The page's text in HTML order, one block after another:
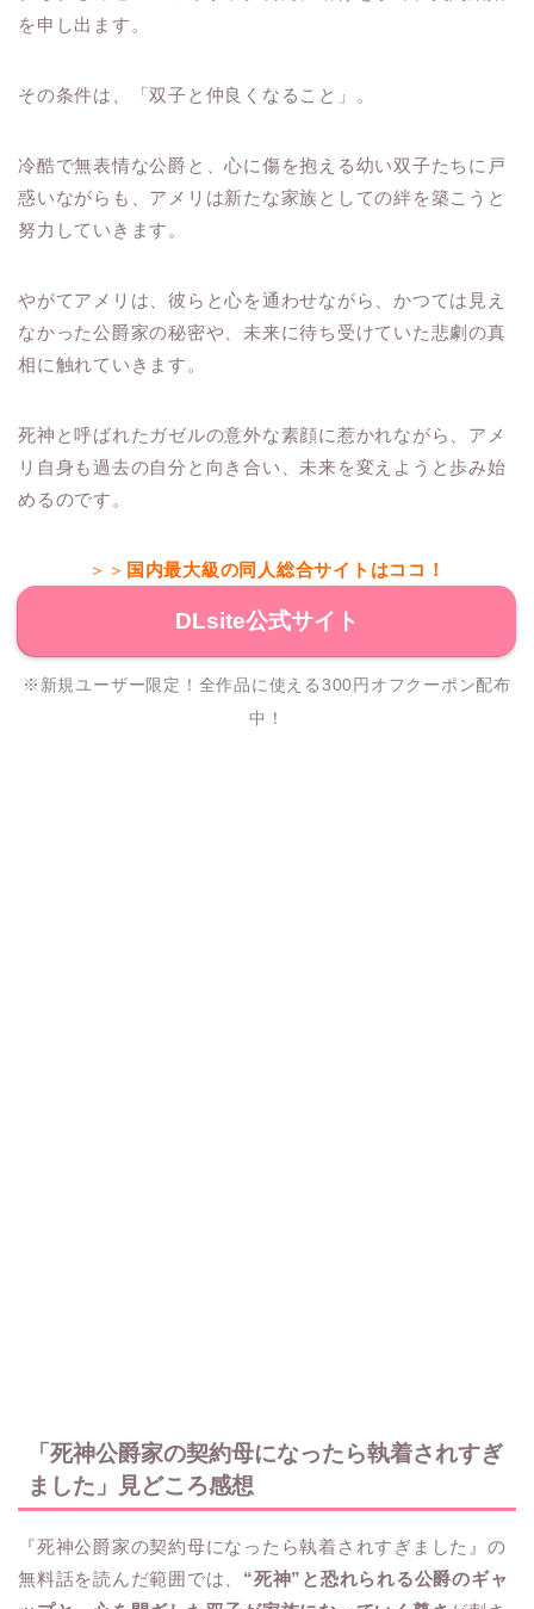
を申し出ます。
その条件は、「双子と仲良くなること」。
冷酷で無表情な公爵と、心に傷を抱える幼い双子たちに戸
惑いながらも、アメリは新たな家族としての絆を築こうと
努力していきます。
やがてアメリは、彼らと心を通わせながら、かつては見え
なかった公爵家の秘密や、未来に待ち受けていた悲劇の真
相に触れていきます。
死神と呼ばれたガゼルの意外な素顔に惹かれながら、アメ
リ自身も過去の自分と向き合い、未来を変えようと歩み始
めるのです。
＞＞ 国内最大級の同人総合サイトはココ！
DLsite公式サイト
※新規ユーザー限定！全作品に使える300円オフクーポン配布
中！
「死神公爵家の契約母になったら執着されすぎ
ました」見どころ感想
『死神公爵家の契約母になったら執着されすぎました』の
無料話を読んだ範囲では、 “死神”と恐れられる公爵のギャ